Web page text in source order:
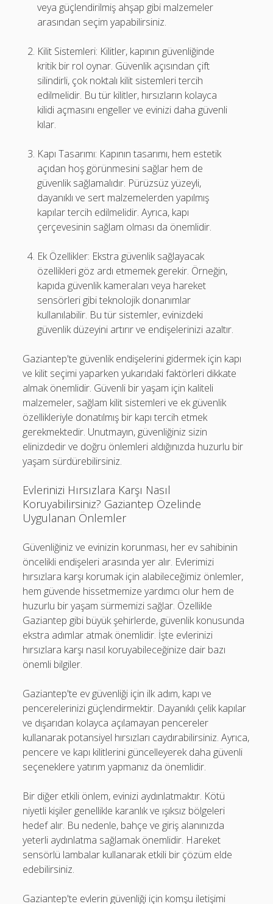
veya güçlendirilmiş ahşap gibi malzemeler
arasından seçim yapabilirsiniz.
Kilit Sistemleri: Kilitler, kapının güvenliğinde
kritik bir rol oynar. Güvenlik açısından çift
silindirli, çok noktalı kilit sistemleri tercih
edilmelidir. Bu tür kilitler, hırsızların kolayca
kilidi açmasını engeller ve evinizi daha güvenli
kılar.
Kapı Tasarımı: Kapının tasarımı, hem estetik
açıdan hoş görünmesini sağlar hem de
güvenlik sağlamalıdır. Pürüzsüz yüzeyli,
dayanıklı ve sert malzemelerden yapılmış
kapılar tercih edilmelidir. Ayrıca, kapı
çerçevesinin sağlam olması da önemlidir.
Ek Özellikler: Ekstra güvenlik sağlayacak
özellikleri göz ardı etmemek gerekir. Örneğin,
kapıda güvenlik kameraları veya hareket
sensörleri gibi teknolojik donanımlar
kullanılabilir. Bu tür sistemler, evinizdeki
güvenlik düzeyini artırır ve endişelerinizi azaltır.
Gaziantep'te güvenlik endişelerini gidermek için kapı
ve kilit seçimi yaparken yukarıdaki faktörleri dikkate
almak önemlidir. Güvenli bir yaşam için kaliteli
malzemeler, sağlam kilit sistemleri ve ek güvenlik
özellikleriyle donatılmış bir kapı tercih etmek
gerekmektedir. Unutmayın, güvenliğiniz sizin
elinizdedir ve doğru önlemleri aldığınızda huzurlu bir
yaşam sürdürebilirsiniz.
Evlerinizi Hırsızlara Karşı Nasıl
Koruyabilirsiniz? Gaziantep Özelinde
Uygulanan Önlemler
Güvenliğiniz ve evinizin korunması, her ev sahibinin
öncelikli endişeleri arasında yer alır. Evlerimizi
hırsızlara karşı korumak için alabileceğimiz önlemler,
hem güvende hissetmemize yardımcı olur hem de
huzurlu bir yaşam sürmemizi sağlar. Özellikle
Gaziantep gibi büyük şehirlerde, güvenlik konusunda
ekstra adımlar atmak önemlidir. İşte evlerinizi
hırsızlara karşı nasıl koruyabileceğinize dair bazı
önemli bilgiler.
Gaziantep'te ev güvenliği için ilk adım, kapı ve
pencerelerinizi güçlendirmektir. Dayanıklı çelik kapılar
ve dışarıdan kolayca açılamayan pencereler
kullanarak potansiyel hırsızları caydırabilirsiniz. Ayrıca,
pencere ve kapı kilitlerini güncelleyerek daha güvenli
seçeneklere yatırım yapmanız da önemlidir.
Bir diğer etkili önlem, evinizi aydınlatmaktır. Kötü
niyetli kişiler genellikle karanlık ve ışıksız bölgeleri
hedef alır. Bu nedenle, bahçe ve giriş alanınızda
yeterli aydınlatma sağlamak önemlidir. Hareket
sensörlü lambalar kullanarak etkili bir çözüm elde
edebilirsiniz.
Gaziantep'te evlerin güvenliği için komşu iletişimi